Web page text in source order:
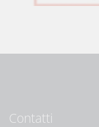
Contatti